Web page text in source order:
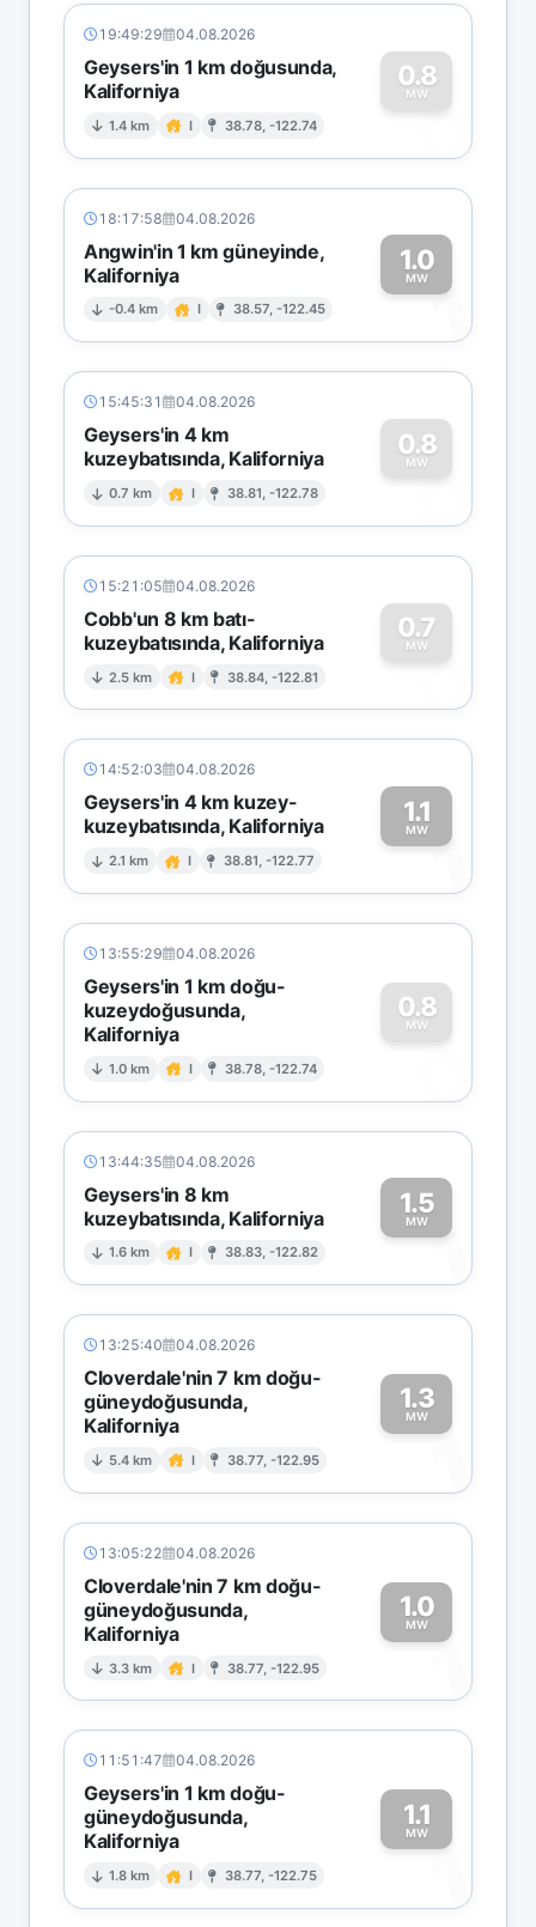
19:49:29 04.08.2026
Geysers'in 1 km doğusunda,
Kaliforniya
1.4 km I 38.78, -122.74
0.8
MW
0
18:17:58 04.08.2026
Angwin'in 1 km güneyinde,
Kaliforniya
-0.4 km I 38.57, -122.45
1.0
MW1
15:45:31 04.08.2026
Geysers'in 4 km
kuzeybatısında, Kaliforniya
0.7 km I 38.81, -122.78
0.8
MW
0
15:21:05 04.08.2026
Cobb'un 8 km batı-
kuzeybatısında, Kaliforniya
2.5 km I 38.84, -122.81
0.7
MW
0
14:52:03 04.08.2026
Geysers'in 4 km kuzey-
kuzeybatısında, Kaliforniya
2.1 km I 38.81, -122.77
1.1
MW1
13:55:29 04.08.2026
Geysers'in 1 km doğu-
kuzeydoğusunda,
Kaliforniya
1.0 km I 38.78, -122.74
0.8
MW
0
13:44:35 04.08.2026
Geysers'in 8 km
kuzeybatısında, Kaliforniya
1.6 km I 38.83, -122.82
1.5
MW1
13:25:40 04.08.2026
Cloverdale'nin 7 km doğu-
güneydoğusunda,
Kaliforniya
5.4 km I 38.77, -122.95
1.3
MW
1
13:05:22 04.08.2026
Cloverdale'nin 7 km doğu-
güneydoğusunda,
Kaliforniya
3.3 km I 38.77, -122.95
1.0
MW
1
11:51:47 04.08.2026
Geysers'in 1 km doğu-
güneydoğusunda,
Kaliforniya
1.8 km I 38.77, -122.75
1.1
MW
1